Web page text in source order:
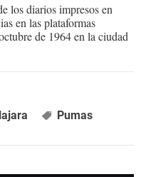
los diarios impresos en
en las plataformas
de 1964 en la ciudad
Pumas